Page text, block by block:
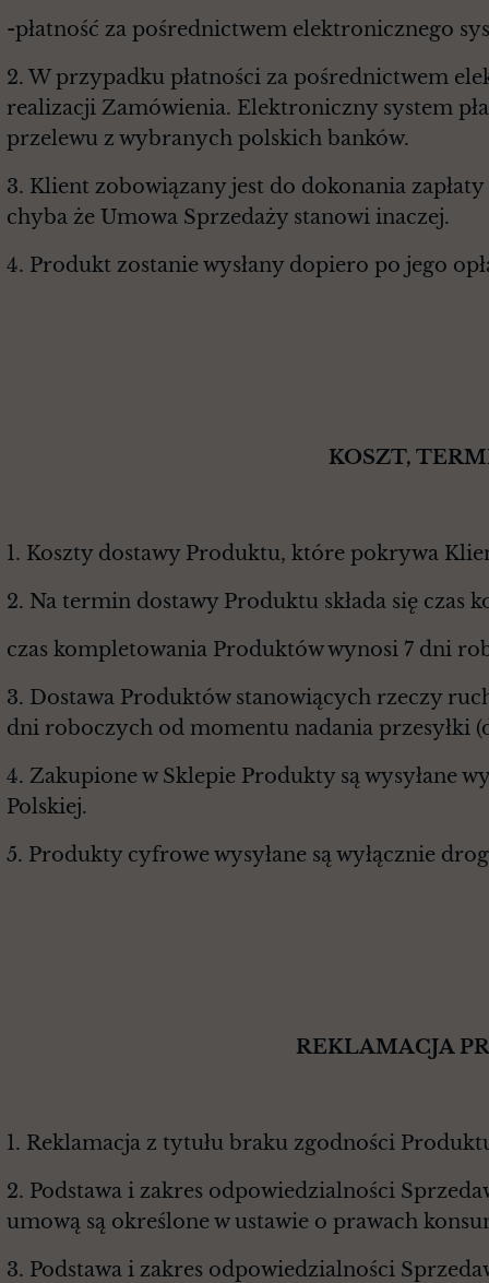
-płatność za pośrednictwem elektronicznego
2. W przypadku płatności za pośrednictwem
realizacji Zamówienia. Elektroniczny system
przelewu z wybranych polskich banków.
3. Klient zobowiązany jest do dokonania
chyba że Umowa Sprzedaży stanowi inaczej.
4. Produkt zostanie wysłany dopiero po jego
KOSZT, TERMIN I
1. Koszty dostawy Produktu, które pokrywa
2. Na termin dostawy Produktu składa się
czas kompletowania Produktów wynosi 7 dni
3. Dostawa Produktów stanowiących rzeczy
dni roboczych od momentu nadania przesyłki
4. Zakupione w Sklepie Produkty są wysyłane
Polskiej.
5. Produkty cyfrowe wysyłane są wyłącznie
REKLAMACJA PRODUKTU,
1. Reklamacja z tytułu braku zgodności
2. Podstawa i zakres odpowiedzialności
umową są określone w ustawie o prawach
3. Podstawa i zakres odpowiedzialności